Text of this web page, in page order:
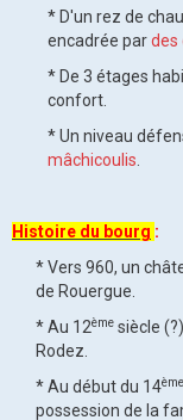
* D'un rez de
encadrée pardes
* De 3 étages
confort.
* Un niveau
mâchicoulis
Histoire du bourg :
* Vers 960, un
de Rouergue.
* Au 12ème siècle
Rodez.
* Au début du 14ème
possession de la